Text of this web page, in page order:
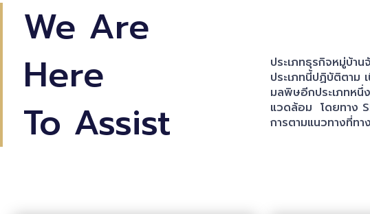
We Are
Here
To Assist
ประเภทธุรกิจหมู่บ้า
ประเภทนี้ปฏิบัติตาม
มลพิษอีกประเภทหนึ่
แวดล้อม โดยทาง
การตามแนวทางที่ทา